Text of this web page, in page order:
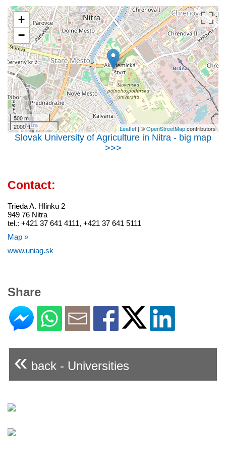
+
−
500 m
2000 ft
Leaflet | ©OpenStreetMapcontributors
Slovak University of Agriculture in Nitra - big map
>>>
Contact:
Trieda A. Hlinku 2
949 76 Nitra
tel.: +421 37 641 4111, +421 37 641 5111
Map »
www.uniag.sk
Share
« back - Universities